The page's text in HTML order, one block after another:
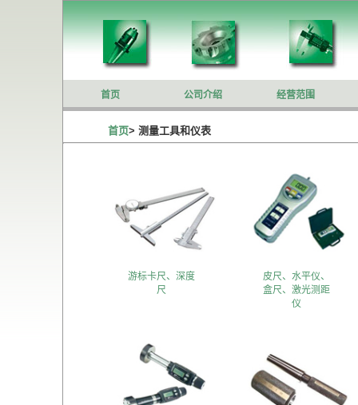
首页 公司介绍 经营范围
首页> 测量工具和仪表
游标卡尺、深度
尺
皮尺、水平仪、
盒尺、激光测距
仪